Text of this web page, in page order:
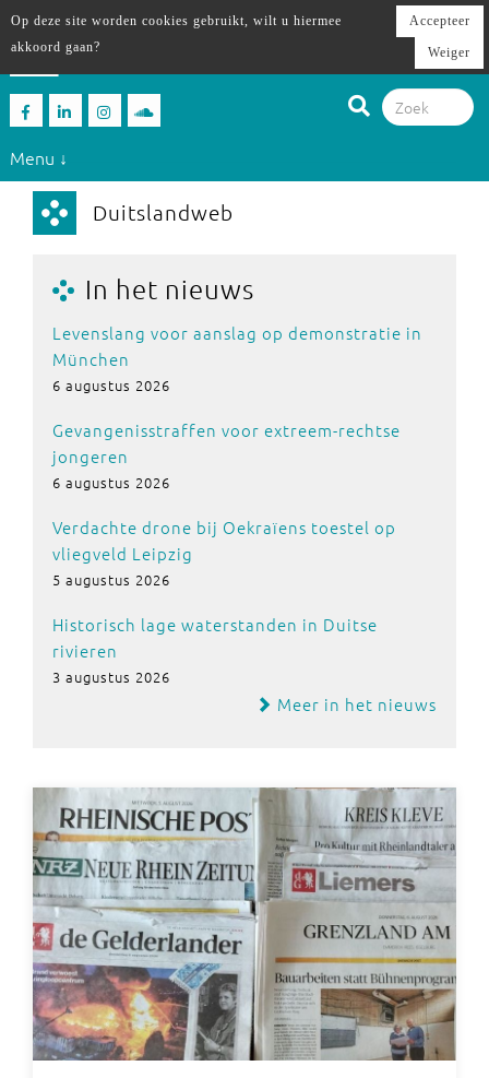
Menu ↓
Duitslandweb
In het nieuws
Levenslang voor aanslag op demonstratie in
München
6 augustus 2026
Gevangenisstraffen voor extreem-rechtse
jongeren
6 augustus 2026
Verdachte drone bij Oekraïens toestel op
vliegveld Leipzig
5 augustus 2026
Historisch lage waterstanden in Duitse
rivieren
3 augustus 2026
Meer in het nieuws
Op deze site worden cookies gebruikt, wilt u hiermee
akkoord gaan?
Accepteer
Weiger